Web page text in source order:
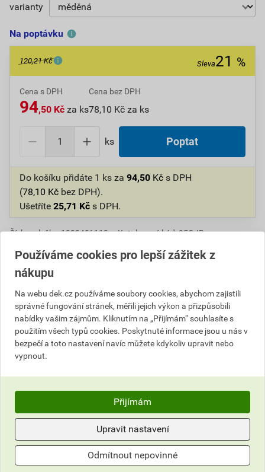
varianty
Na poptávku
120,21 Kč Sleva21 %
Cena s DPH
94,50 Kč za ks
Cena bez DPH
78,10 Kč za ks
ks Poptat
Do košíku přidáte 1 ks za 94,50 Kč s DPH
(78,10 Kč bez DPH).
Ušetříte 25,71 Kč s DPH.
Číslo položky:1230401112
Katalogový kód: 95GJB
Popis
Taška, která svým posunem o cca 20 cm umožňuje
vyrovnat rozdíl v délce krokví a přitom zachovává
větrací funkci ve hřebeni. Tašky se kladou v celé řadě
hřebenáčů na sucho pak není nutné použít větrací
pásy hřebene, ani větrací tašky podél hřebene.
Informace o ceně
Dokumenty
Používáme cookies pro lepší zážitek z
nákupu
Na webu dek.cz používáme soubory cookies, abychom zajistili
správné fungování stránek, měřili jejich výkon a přizpůsobili
nabídky vašim zájmům. Kliknutím na „Přijímám“ souhlasíte s
použitím všech typů cookies. Poskytnuté informace jsou u nás v
bezpečí a toto nastavení navíc můžete kdykoliv upravit nebo
vypnout.
Přijímám
Upravit nastavení
Odmítnout nepovinné